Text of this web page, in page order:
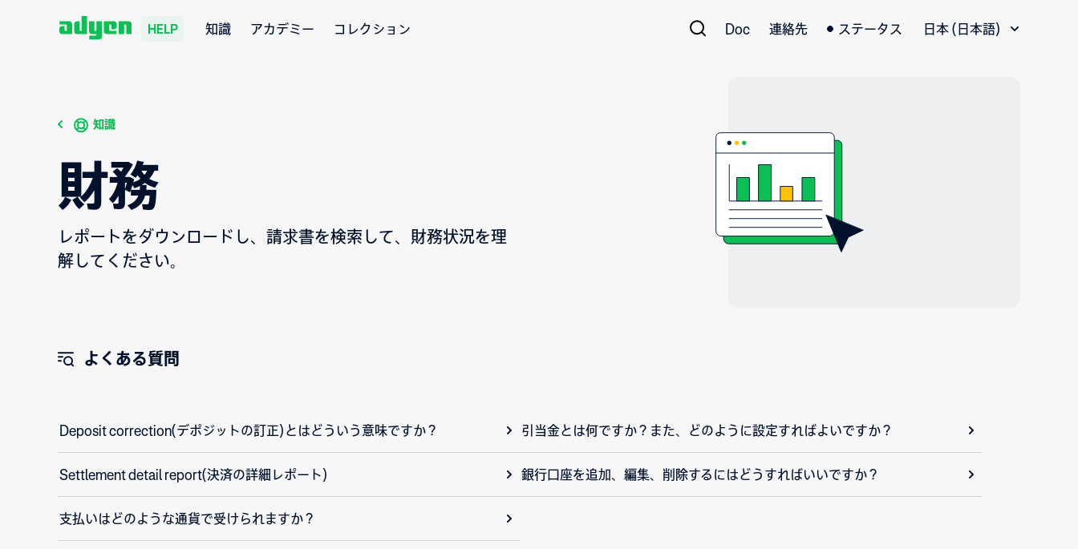
HELP 知識 アカデミー コレクション Doc 連絡先 ステータス
日本 (日本語)
知識
財務
レポートをダウンロードし、請求書を検索して、財務状況を理
解してください。
よくある質問
Deposit correction(デポジットの訂正)とはどういう意味ですか？ 引当金とは何ですか？また、どのように設定すればよいですか？
Settlement detail report(決済の詳細レポート) 銀行口座を追加、編集、削除するにはどうすればいいですか？
支払いはどのような通貨で受けられますか？